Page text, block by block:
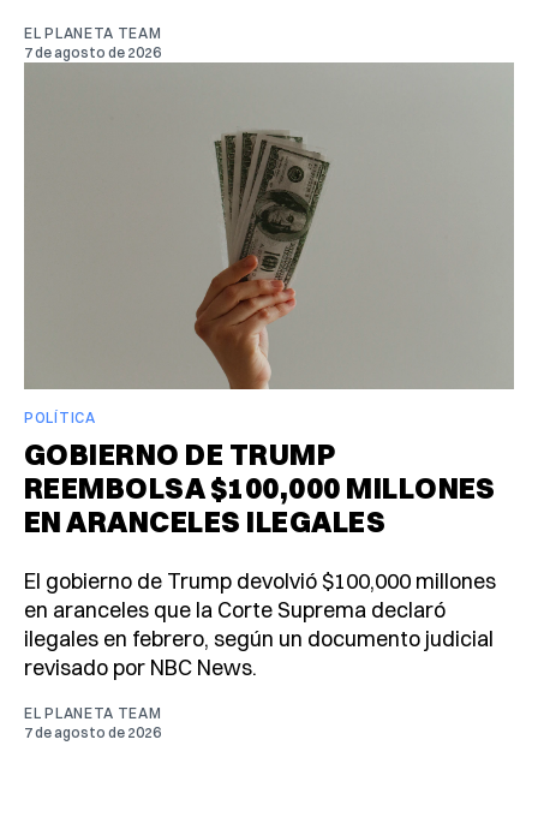
EL PLANETA TEAM
7 de agosto de 2026
POLÍTICA
GOBIERNO DE TRUMP
REEMBOLSA $100,000 MILLONES
EN ARANCELES ILEGALES
El gobierno de Trump devolvió $100,000 millones
en aranceles que la Corte Suprema declaró
ilegales en febrero, según un documento judicial
revisado por NBC News.
EL PLANETA TEAM
7 de agosto de 2026